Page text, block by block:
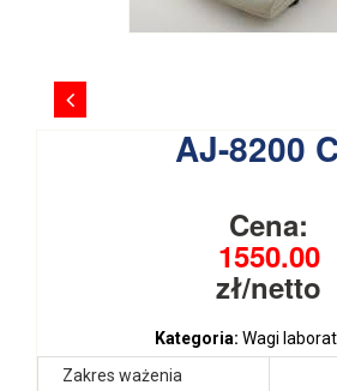
AJ-8200
Cena:
1550.00
zł/netto
Kategoria: Wagi
Zakres ważenia